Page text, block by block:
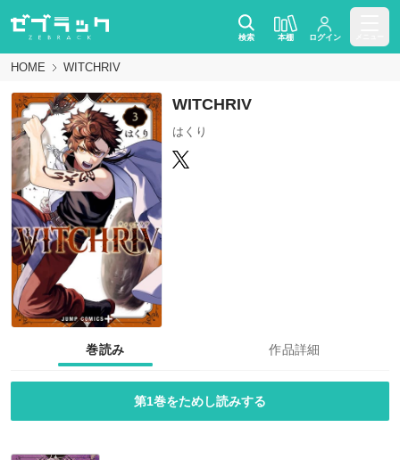
検索 本棚 ログイン
HOME WITCHRIV
WITCHRIV
はくり
巻読み 作品詳細
第1巻をためし読みする